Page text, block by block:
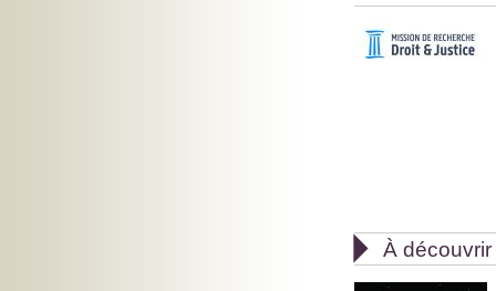
 À découvrir